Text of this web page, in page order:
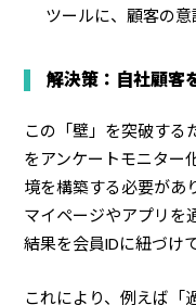
ツールに、顧客の意
解決策：自社顧客
この「壁」を突破する
をアンケートモニター
境を構築する必要があ
マイページやアプリを
結果を会員IDに紐づけ
これにより、例えば「